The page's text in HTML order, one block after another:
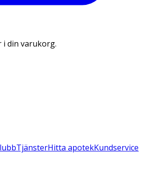
din varukorg.
TjänsterHitta apotekKundservice